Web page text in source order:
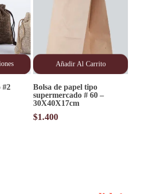
#2
Añadir Al Carrito
Bolsa de papel tipo
supermercado # 60 –
30X40X17cm
$1.400